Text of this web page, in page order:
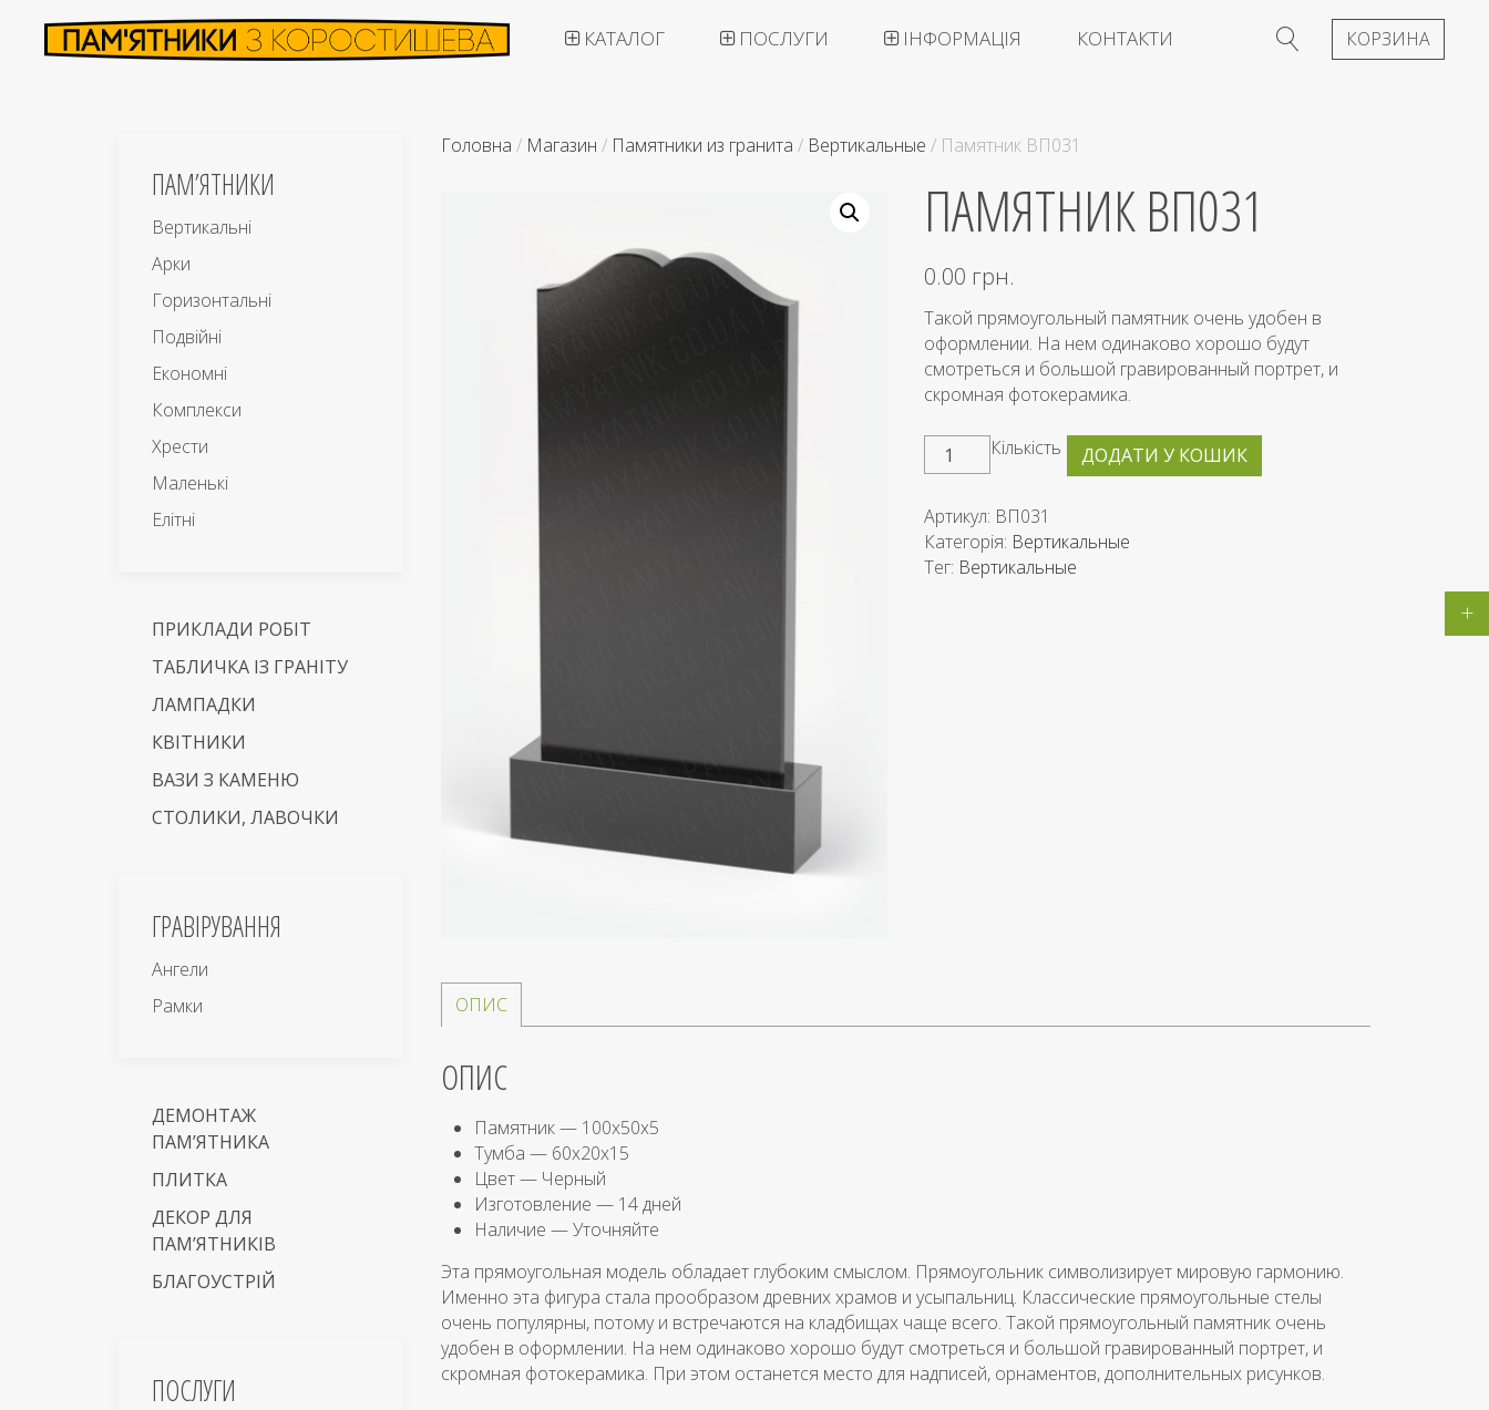
КАТАЛОГ ПОСЛУГИ ІНФОРМАЦІЯ КОНТАКТИ КОРЗИНА
Головна / Магазин / Памятники из гранита / Вертикальные / Памятник ВП031
ПАМЯТНИК ВП031
0.00 грн.
Такой прямоугольный памятник очень удобен в
оформлении. На нем одинаково хорошо будут
смотреться и большой гравированный портрет, и
скромная фотокерамика.
Кількість ДОДАТИ У КОШИК
Артикул: ВП031
Категорія: Вертикальные
Тег: Вертикальные
ОПИС
ОПИС
Памятник — 100х50х5
Тумба — 60х20х15
Цвет — Черный
Изготовление — 14 дней
Наличие — Уточняйте
Эта прямоугольная модель обладает глубоким смыслом. Прямоугольник символизирует мировую гармонию.
Именно эта фигура стала прообразом древних храмов и усыпальниц. Классические прямоугольные стелы
очень популярны, потому и встречаются на кладбищах чаще всего. Такой прямоугольный памятник очень
удобен в оформлении. На нем одинаково хорошо будут смотреться и большой гравированный портрет, и
скромная фотокерамика. При этом останется место для надписей, орнаментов, дополнительных рисунков.
ПАМ’ЯТНИКИ
Вертикальні
Арки
Горизонтальні
Подвійні
Економні
Комплекси
Хрести
Маленькі
Елітні
ПРИКЛАДИ РОБІТ
ТАБЛИЧКА ІЗ ГРАНІТУ
ЛАМПАДКИ
КВІТНИКИ
ВАЗИ З КАМЕНЮ
СТОЛИКИ, ЛАВОЧКИ
ГРАВІРУВАННЯ
Ангели
Рамки
ДЕМОНТАЖ
ПАМ’ЯТНИКА
ПЛИТКА
ДЕКОР ДЛЯ
ПАМ’ЯТНИКІВ
БЛАГОУСТРІЙ
ПОСЛУГИ